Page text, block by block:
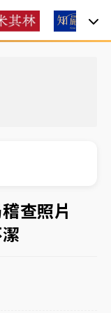
諒向法院聲請遭
約開賣一度塞車
成功 今重開羈
「紅到發紫」降
查照片